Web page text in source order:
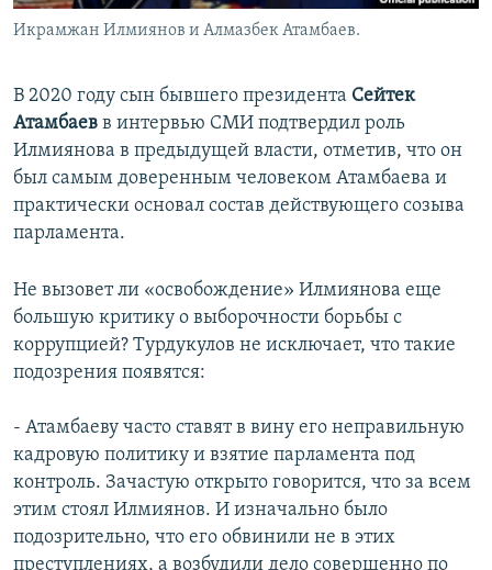
Икрамжан Илмиянов и Алмазбек Атамбаев.
В 2020 году сын бывшего президента Сейтек
Атамбаев в интервью СМИ подтвердил роль
Илмиянова в предыдущей власти, отметив, что он
был самым доверенным человеком Атамбаева и
практически основал состав действующего созыва
парламента.
Не вызовет ли «освобождение» Илмиянова еще
большую критику о выборочности борьбы с
коррупцией? Турдукулов не исключает, что такие
подозрения появятся:
- Атамбаеву часто ставят в вину его неправильную
кадровую политику и взятие парламента под
контроль. Зачастую открыто говорится, что за всем
этим стоял Илмиянов. И изначально было
подозрительно, что его обвинили не в этих
преступлениях, а возбудили дело совершенно по